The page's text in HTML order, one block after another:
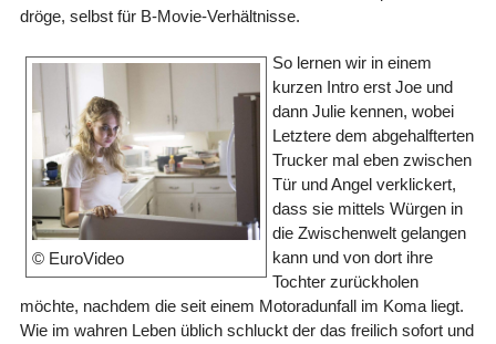
dröge, selbst für B-Movie-Verhältnisse.
© EuroVideo
So lernen wir in einem
kurzen Intro erst Joe und
dann Julie kennen, wobei
Letztere dem abgehalfterten
Trucker mal eben zwischen
Tür und Angel verklickert,
dass sie mittels Würgen in
die Zwischenwelt gelangen
kann und von dort ihre
Tochter zurückholen
möchte, nachdem die seit einem Motoradunfall im Koma liegt.
Wie im wahren Leben üblich schluckt der das freilich sofort und